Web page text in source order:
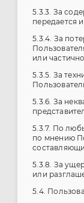
5.3.3. За
передается
5.3.4. За
или
5.3.5. За
5.3.6. За
5.3.7. По
по мнению
5.3.8. За
или
5.4.